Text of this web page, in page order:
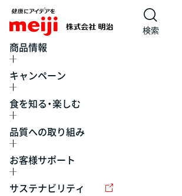
検索
商品情報
キャンペーン
食を知る・楽しむ
品質への取り組み
お客様サポート
サステナビリティ